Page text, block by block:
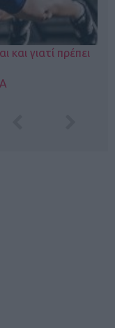
και γιατί πρέπει